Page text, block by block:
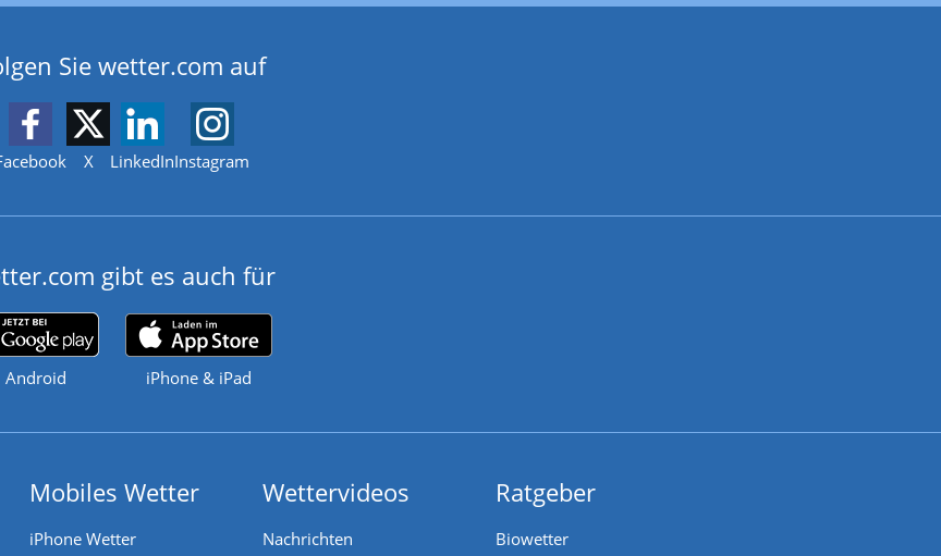
Sie wetter.com auf
X LinkedInInstagram
gibt es auch für
Android iPhone & iPad
Mobiles Wetter
iPhone Wetter
Wettervideos
Nachrichten
Ratgeber
Biowetter